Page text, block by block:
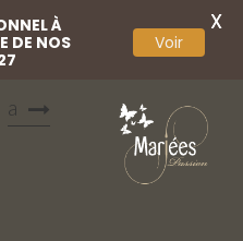
18 Mariées Passion Vit
a
À
DE NOS
Voir
X